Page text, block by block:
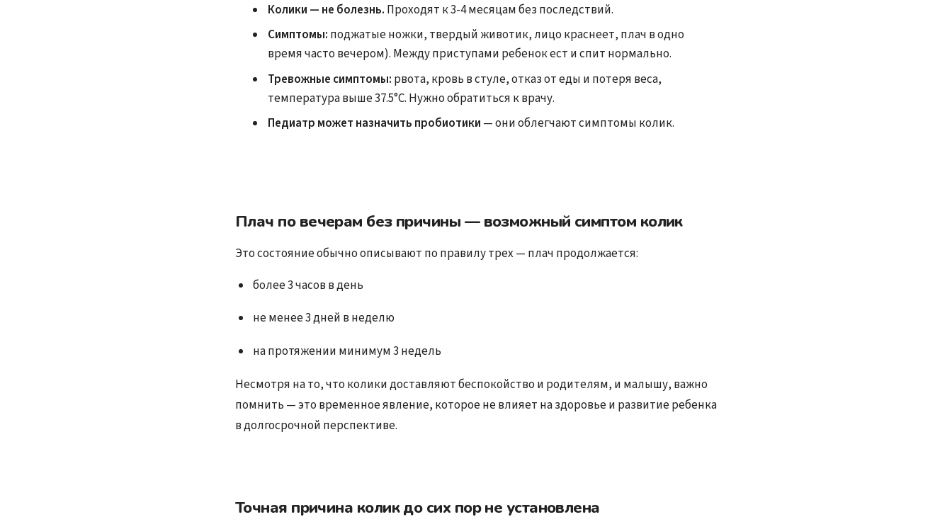
Колики — не болезнь. Проходят к 3-4 месяцам без последствий.
Симптомы: поджатые ножки, твердый животик, лицо краснеет, плач в одно
время часто вечером). Между приступами ребенок ест и спит нормально.
Тревожные симптомы: рвота, кровь в стуле, отказ от еды и потеря веса,
температура выше 37.5°C. Нужно обратиться к врачу.
Педиатр может назначить пробиотики — они облегчают симптомы колик.
Плач по вечерам без причины — возможный симптом колик
Это состояние обычно описывают по правилу трех — плач продолжается:
более 3 часов в день
не менее 3 дней в неделю
на протяжении минимум 3 недель
Несмотря на то, что колики доставляют беспокойство и родителям, и малышу, важно
помнить — это временное явление, которое не влияет на здоровье и развитие ребенка
в долгосрочной перспективе.
Точная причина колик до сих пор не установлена